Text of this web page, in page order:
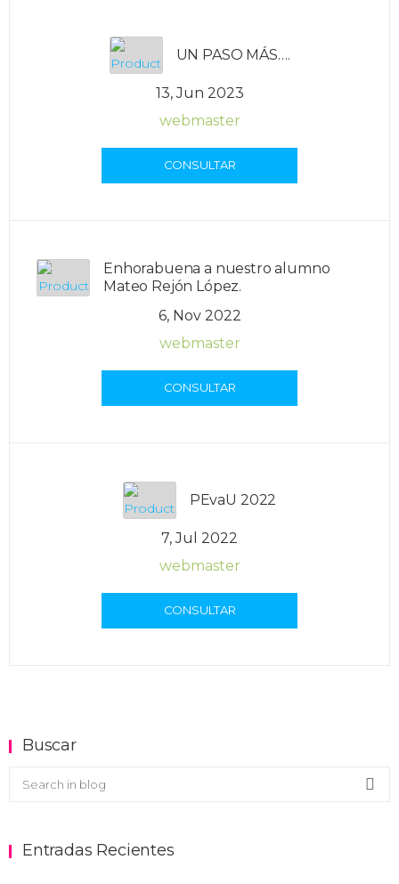
UN PASO MÁS….
13, Jun 2023
webmaster
CONSULTAR
Enhorabuena a nuestro alumno
Mateo Rejón López.
6, Nov 2022
webmaster
CONSULTAR
PEvaU 2022
7, Jul 2022
webmaster
CONSULTAR
Buscar
Buscar en el blog
Entradas Recientes